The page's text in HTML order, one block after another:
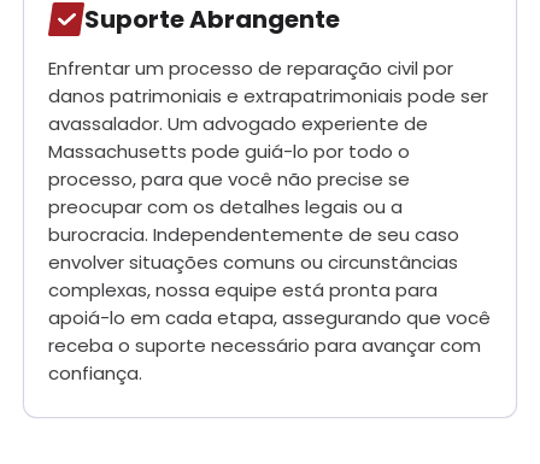
Suporte Abrangente
Enfrentar um processo de reparação civil por
danos patrimoniais e extrapatrimoniais pode ser
avassalador. Um advogado experiente de
Massachusetts pode guiá-lo por todo o
processo, para que você não precise se
preocupar com os detalhes legais ou a
burocracia. Independentemente de seu caso
envolver situações comuns ou circunstâncias
complexas, nossa equipe está pronta para
apoiá-lo em cada etapa, assegurando que você
receba o suporte necessário para avançar com
confiança.